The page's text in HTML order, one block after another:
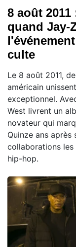
8 août
quand Jay-
culte
Le 8 août 2011,
américain
exceptionnel.
West livrent un
novateur qui
Quinze ans
collaborations
hip-hop.